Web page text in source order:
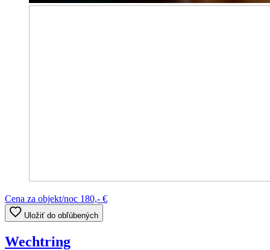
Cena za objekt/noc 180,- €
Uložiť do obľúbených
Wechtring